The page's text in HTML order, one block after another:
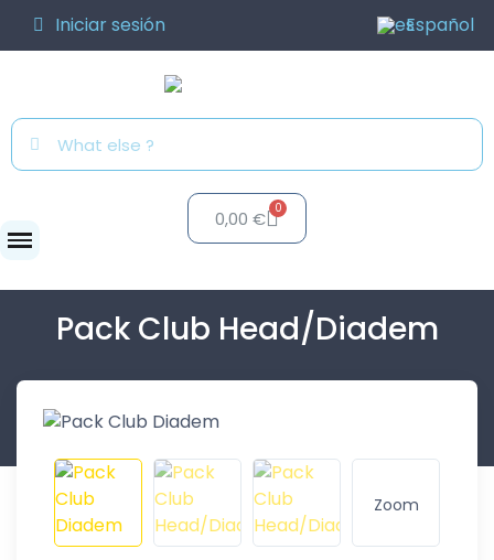
Iniciar sesión Español
0,00 €
Pack Club Head/Diadem
Zoom